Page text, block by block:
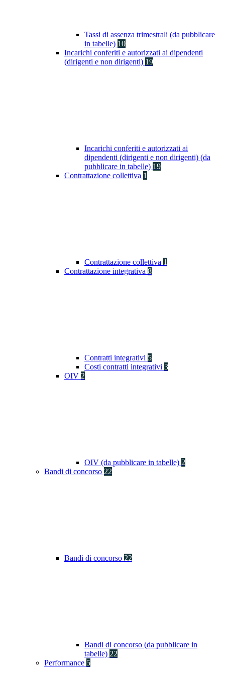
Tassi di assenza trimestrali (da pubblicare
in tabelle) 10
Incarichi conferiti e autorizzati ai dipendenti
(dirigenti e non dirigenti) 19
Incarichi conferiti e autorizzati ai
dipendenti (dirigenti e non dirigenti) (da
pubblicare in tabelle) 19
Contrattazione collettiva 1
Contrattazione collettiva 1
Contrattazione integrativa 8
Contratti integrativi 5
Costi contratti integrativi 3
OIV 2
OIV (da pubblicare in tabelle) 2
Bandi di concorso 22
Bandi di concorso 22
Bandi di concorso (da pubblicare in
tabelle) 22
Performance 5